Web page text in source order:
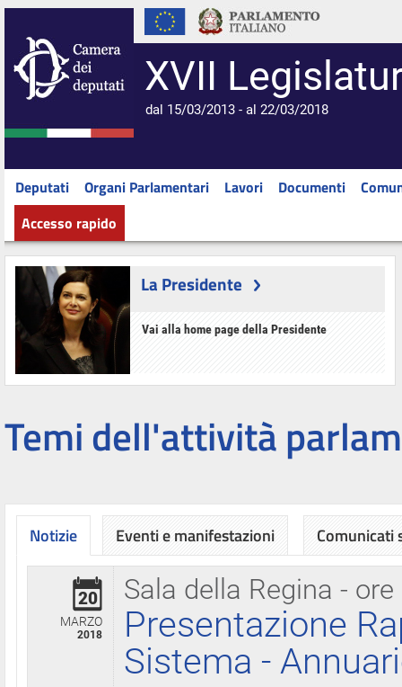
XVII
dal 15/03/2013 - al 22/03/2018
Deputati Organi Parlamentari Lavori Documenti
Accesso rapido
La Presidente
Vai alla home page della Presidente
Temi dell'attività
Notizie
Sala della Regina - ore
20
MARZO
2018
Presentazione
Sistema -
Eventi e manifestazioni Comunicati